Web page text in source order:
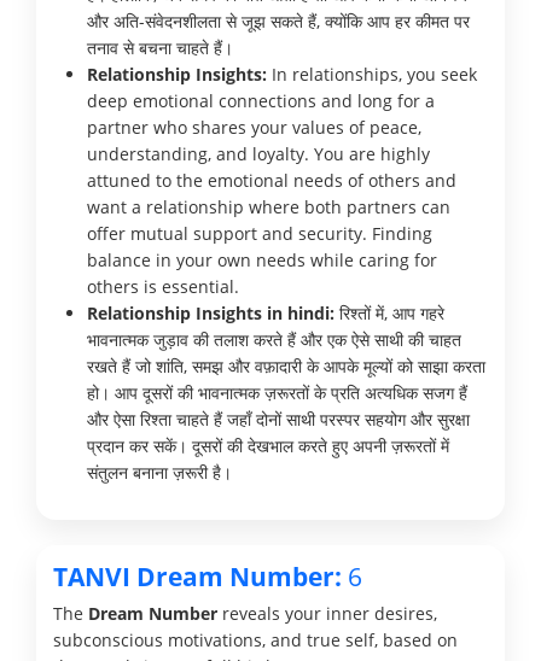
और अति-संवेदनशीलता से जूझ सकते हैं, क्योंकि आप हर कीमत पर
तनाव से बचना चाहते हैं।
Relationship Insights: In relationships, you seek
deep emotional connections and long for a
partner who shares your values of peace,
understanding, and loyalty. You are highly
attuned to the emotional needs of others and
want a relationship where both partners can
offer mutual support and security. Finding
balance in your own needs while caring for
others is essential.
Relationship Insights in hindi: रिश्तों में, आप गहरे
भावनात्मक जुड़ाव की तलाश करते हैं और एक ऐसे साथी की चाहत
रखते हैं जो शांति, समझ और वफ़ादारी के आपके मूल्यों को साझा करता
हो। आप दूसरों की भावनात्मक ज़रूरतों के प्रति अत्यधिक सजग हैं
और ऐसा रिश्ता चाहते हैं जहाँ दोनों साथी परस्पर सहयोग और सुरक्षा
प्रदान कर सकें। दूसरों की देखभाल करते हुए अपनी ज़रूरतों में
संतुलन बनाना ज़रूरी है।
TANVI Dream Number: 6
The Dream Number reveals your inner desires,
subconscious motivations, and true self, based on